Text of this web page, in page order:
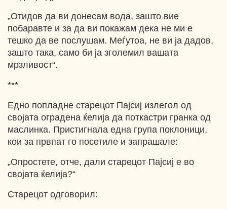
„Отидов да ви донесам вода, зашто вие
побаравте и за да ви покажам дека не ми e
тешко да ве послушам. Меѓутоа, не ви ја дадов,
зашто така, само би ја зголемил вашата
мрзливост“.
***
Едно попладне старецот Пајсиј излегол од
својата оградена ќелија да поткастри гранка од
маслинка. Пристигнала една група поклоници,
кои за првпат го посетиле и запрашале:
„Опростете, отче, дали старецот Пајсиј е во
својата ќелија?“
Старецот одговорил: